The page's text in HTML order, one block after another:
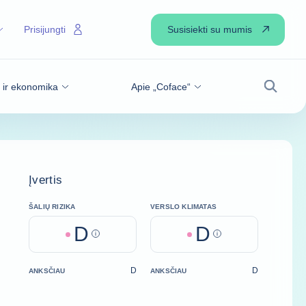
ir ekonomika Apie „Coface“
Paieška
Prisijungti Susisiekti su mumis
Įvertis
ŠALIŲ RIZIKA
D Help
VERSLO KLIMATAS
D Help
ANKSČIAU D ANKSČIAU D